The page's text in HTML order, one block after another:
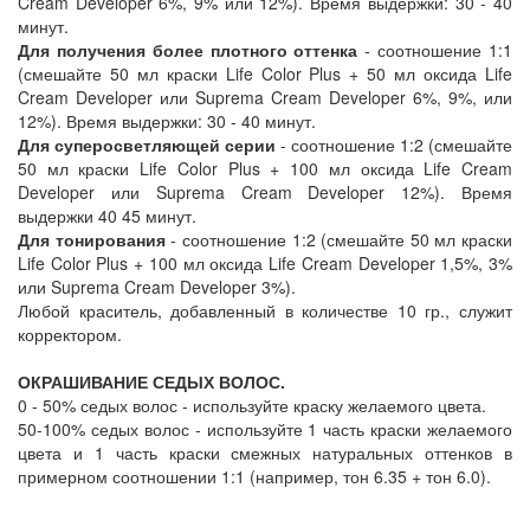
минут.
Для получения более плотного оттенка - соотношение 1:1
(смешайте 50 мл краски Life Color Plus + 50 мл оксида Life
Cream Developer или Suprema Cream Developer 6%, 9%, или
12%). Время выдержки: 30 - 40 минут.
Для суперосветляющей серии - соотношение 1:2 (смешайте
50 мл краски Life Color Plus + 100 мл оксида Life Cream
Developer или Suprema Cream Developer 12%). Время
выдержки 40 45 минут.
Для тонирования- соотношение 1:2 (смешайте 50 мл краски
Life Color Plus + 100 мл оксида Life Cream Developer 1,5%, 3%
или Suprema Cream Developer 3%).
Любой краситель, добавленный в количестве 10 гр., служит
корректором.
ОКРАШИВАНИЕ СЕДЫХ ВОЛОС.
0 - 50% седых волос - используйте краску желаемого цвета.
50-100% седых волос - используйте 1 часть краски желаемого
цвета и 1 часть краски смежных натуральных оттенков в
примерном соотношении 1:1 (например, тон 6.35 + тон 6.0).